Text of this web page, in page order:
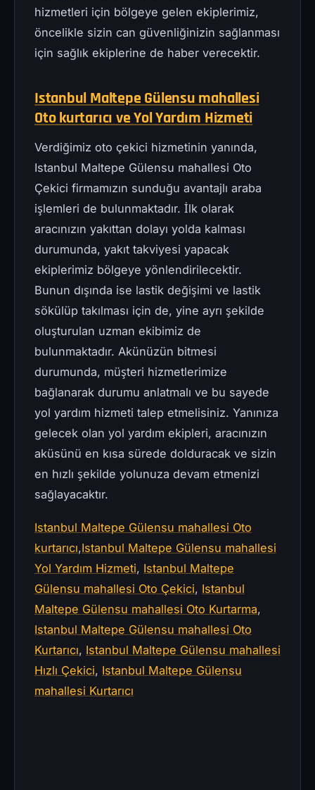
hizmetleri için bölgeye gelen ekiplerimiz,
öncelikle sizin can güvenliğinizin sağlanması
için sağlık ekiplerine de haber verecektir.
Istanbul Maltepe Gülensu mahallesi
Oto kurtarıcı ve Yol Yardım Hizmeti
Verdiğimiz oto çekici hizmetinin yanında,
Istanbul Maltepe Gülensu mahallesi Oto
Çekici firmamızın sunduğu avantajlı araba
işlemleri de bulunmaktadır. İlk olarak
aracınızın yakıttan dolayı yolda kalması
durumunda, yakıt takviyesi yapacak
ekiplerimiz bölgeye yönlendirilecektir.
Bunun dışında ise lastik değişimi ve lastik
sökülüp takılması için de, yine ayrı şekilde
oluşturulan uzman ekibimiz de
bulunmaktadır. Akünüzün bitmesi
durumunda, müşteri hizmetlerimize
bağlanarak durumu anlatmalı ve bu sayede
yol yardım hizmeti talep etmelisiniz. Yanınıza
gelecek olan yol yardım ekipleri, aracınızın
aküsünü en kısa sürede dolduracak ve sizin
en hızlı şekilde yolunuza devam etmenizi
sağlayacaktır.
Istanbul Maltepe Gülensu mahallesi Oto
kurtarıcı,Istanbul Maltepe Gülensu mahallesi
Yol Yardım Hizmeti, Istanbul Maltepe
Gülensu mahallesi Oto Çekici, Istanbul
Maltepe Gülensu mahallesi Oto Kurtarma,
Istanbul Maltepe Gülensu mahallesi Oto
Kurtarıcı, Istanbul Maltepe Gülensu mahallesi
Hızlı Çekici, Istanbul Maltepe Gülensu
mahallesi Kurtarıcı